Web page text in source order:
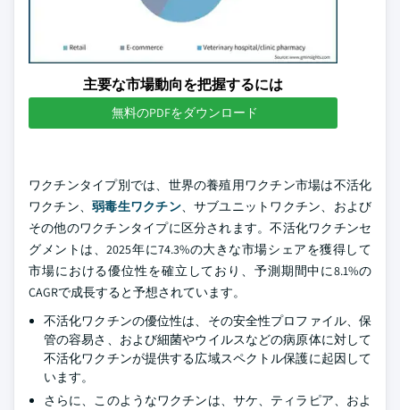
主要な市場動向を把握するには
無料のPDFをダウンロード
ワクチンタイプ別では、世界の養殖用ワクチン市場は不活化
ワクチン、弱毒生ワクチン、サブユニットワクチン、および
その他のワクチンタイプに区分されます。不活化ワクチンセ
グメントは、2025年に74.3%の大きな市場シェアを獲得して
市場における優位性を確立しており、予測期間中に8.1%の
CAGRで成長すると予想されています。
不活化ワクチンの優位性は、その安全性プロファイル、保
管の容易さ、および細菌やウイルスなどの病原体に対して
不活化ワクチンが提供する広域スペクトル保護に起因して
います。
さらに、このようなワクチンは、サケ、ティラピア、およ